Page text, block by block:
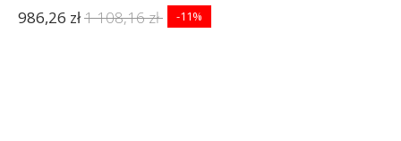
986,26 zł1 108,16 zł -11%